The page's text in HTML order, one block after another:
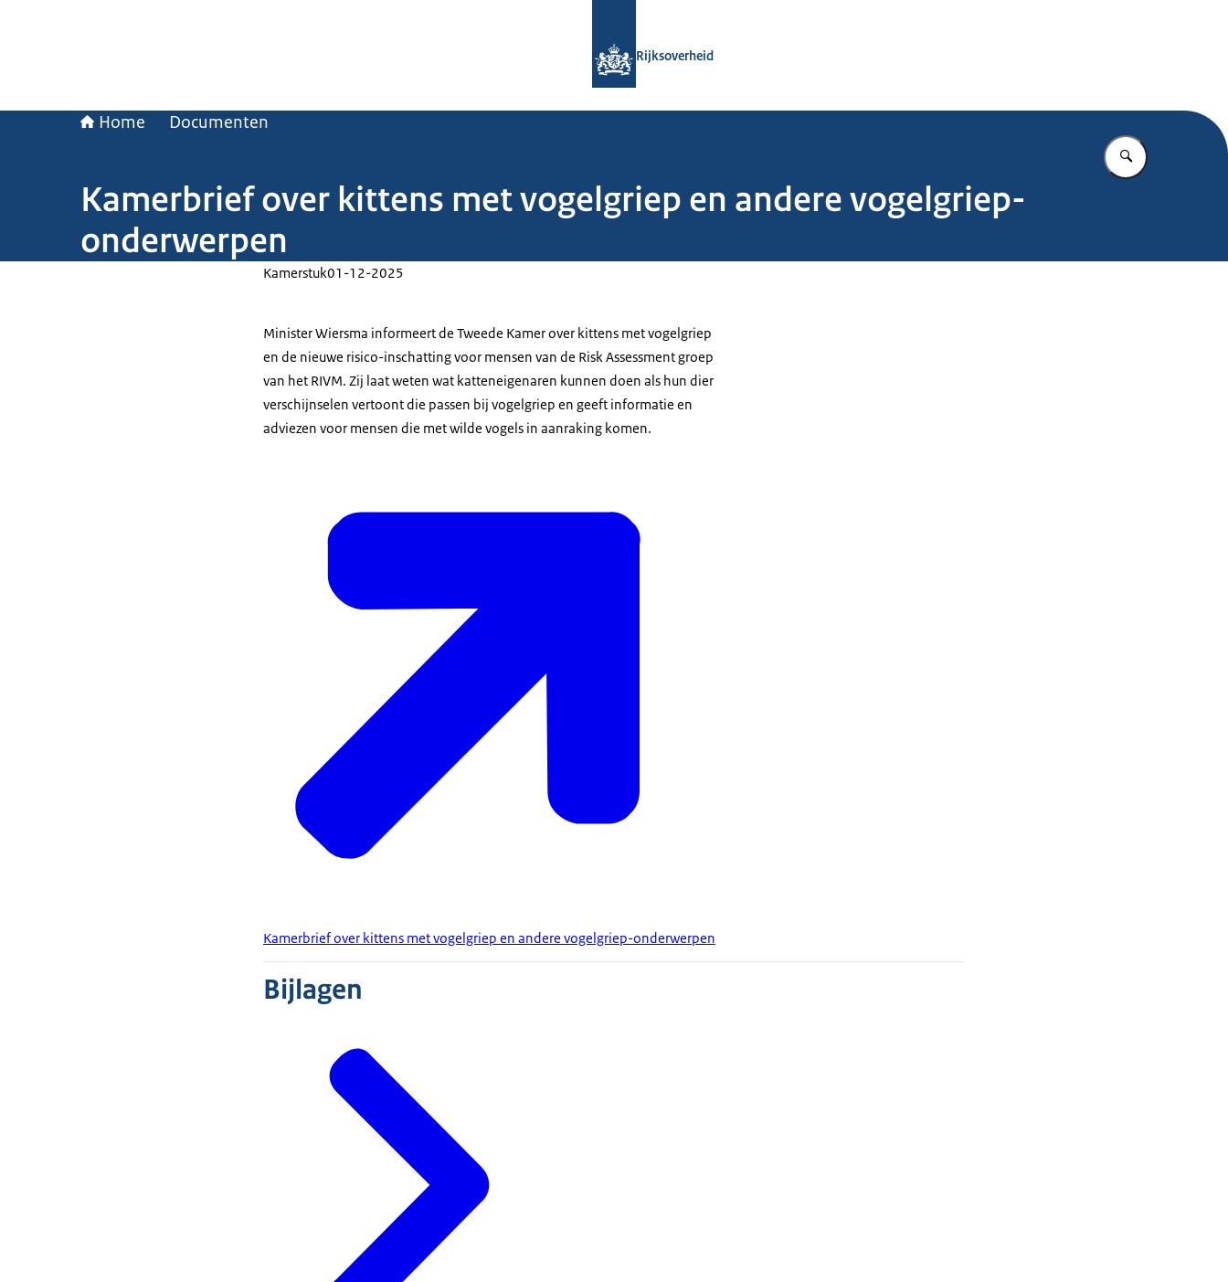
Rijksoverheid
Home Documenten
Vul in wat u
Kamerbrief over kittens met vogelgriep en andere vogelgriep-
onderwerpen
Kamerstuk01-12-2025
Minister Wiersma informeert de Tweede Kamer over kittens met vogelgriep
en de nieuwe risico-inschatting voor mensen van de Risk Assessment groep
van het RIVM. Zij laat weten wat katteneigenaren kunnen doen als hun dier
verschijnselen vertoont die passen bij vogelgriep en geeft informatie en
adviezen voor mensen die met wilde vogels in aanraking komen.
Kamerbrief over kittens met vogelgriep en andere vogelgriep-onderwerpen
Bijlagen